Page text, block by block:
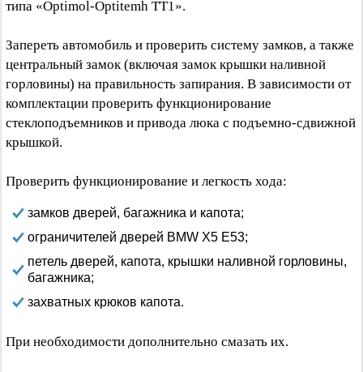
типа «Optimol-Optitemh ТТ1».
Запереть автомобиль и проверить систему замков, а также
центральный замок (включая замок крышки наливной
горловины) на правильность запирания. В зависимости от
комплектации проверить функционирование
стеклоподъемников и привода люка с подъемно-сдвижной
крышкой.
Проверить функционирование и легкость хода:
замков дверей, багажника и капота;
ограничителей дверей BMW X5 E53;
петель дверей, капота, крышки наливной горловины,
багажника;
захватных крюков капота.
При необходимости дополнительно смазать их.